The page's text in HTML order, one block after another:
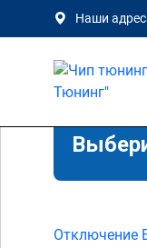
Наши
Отключение